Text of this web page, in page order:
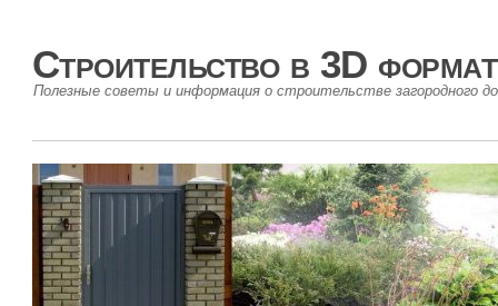
Строительство в 3D
Полезные советы и информация о строительстве загородного